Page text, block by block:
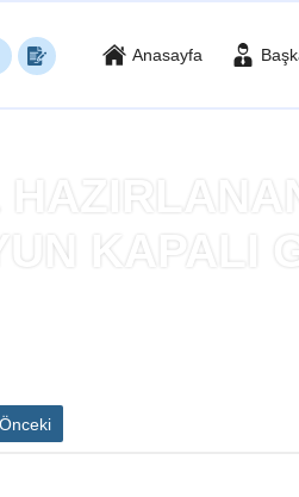
Anasayfa
KAPALI
Önceki